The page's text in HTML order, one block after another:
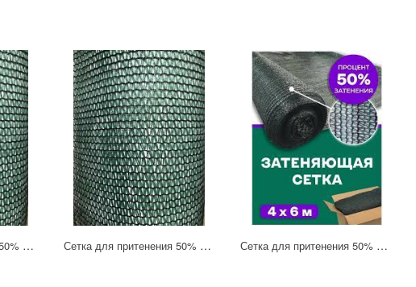
Сетка для притенения 50% 2х50 Сетка для притенения 50% 2х50 Сетка для притенения 50% 4х6